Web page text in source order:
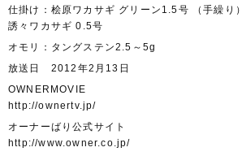
仕掛け：桧原ワカサギ グリーン1.5号 （手繰り）
誘々ワカサギ 0.5号
オモリ：タングステン2.5～5g
放送日 2012年2月13日
OWNERMOVIE
http://ownertv.jp/
オーナーばり公式サイト
http://www.owner.co.jp/